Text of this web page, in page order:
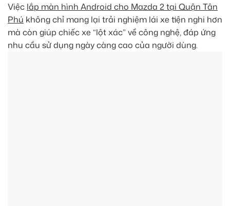
Việc lắp màn hình Android cho Mazda 2 tại Quận Tân
Phú không chỉ mang lại trải nghiệm lái xe tiện nghi hơn
mà còn giúp chiếc xe “lột xác” về công nghệ, đáp ứng
nhu cầu sử dụng ngày càng cao của người dùng.